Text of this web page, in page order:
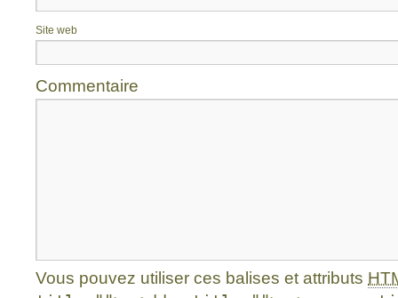
Site web
Commentaire
Vous pouvez utiliser ces balises et attributs